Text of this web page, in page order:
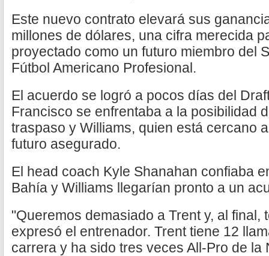
Este nuevo contrato elevará sus
millones de dólares, una cifra merecida
proyectado como un futuro miembro del
Fútbol Americano Profesional.
El acuerdo se logró a pocos días del
Francisco se enfrentaba a la posibilidad
traspaso y Williams, quien está cercano
futuro asegurado.
El head coach Kyle Shanahan confiaba
Bahía y Williams llegarían pronto a un
"Queremos demasiado a Trent y, al final,
expresó el entrenador. Trent tiene 12
carrera y ha sido tres veces All-Pro de la